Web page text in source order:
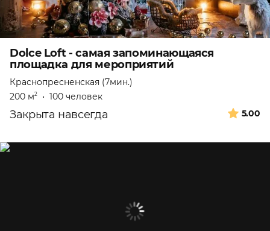
Dolce Loft - самая запоминающаяся
площадка для мероприятий
Краснопресненская (7мин.)
200 м2 • 100 человек
5.00
Закрыта навсегда